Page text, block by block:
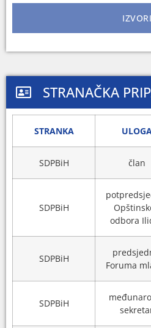
IZVORI
STRANAČKA
STRANKA
SDPBiH član
SDPBiH
odbora
SDPBiH
Foruma
SDPBiH